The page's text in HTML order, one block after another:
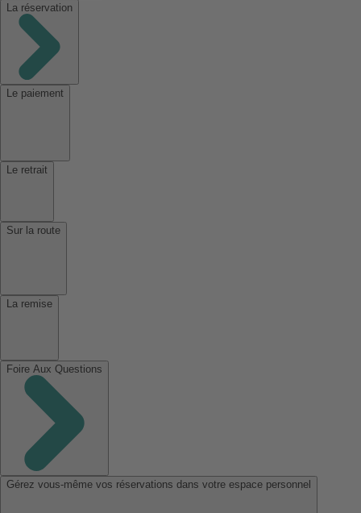
La réservation
Le paiement
Le retrait
Sur la route
La remise
Foire Aux Questions
Gérez vous-même vos réservations dans votre espace personnel